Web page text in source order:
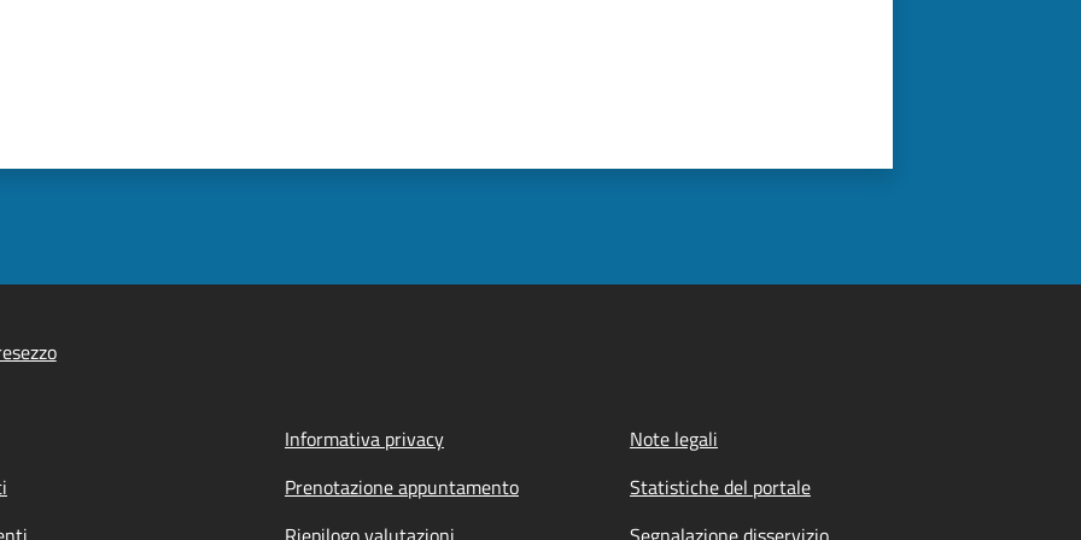
Informativa privacy
Note legali
Prenotazione appuntamento
Statistiche del portale